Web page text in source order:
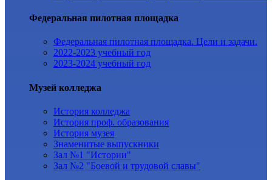
Федеральная пилотная площадка
Федеральная пилотная площадка. Цели и задачи.
2022-2023 учебный год
2023-2024 учебный год
Музей колледжа
История колледжа
История проф. образования
История музея
Знаменитые выпускники
Зал №1 "Истории"
Зал №2 "Боевой и трудовой славы"